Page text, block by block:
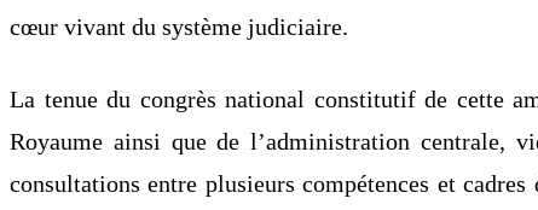
cœur vivant du système judiciaire.
La tenue du congrès national constitutif de cette
Royaume ainsi que de l’administration centrale,
consultations entre plusieurs compétences et